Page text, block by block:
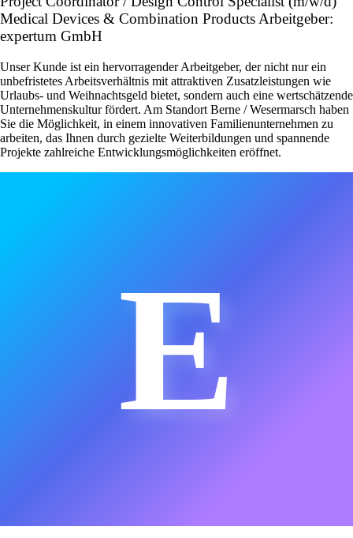
Medical Devices & Combination Products Arbeitgeber:
expertum GmbH
Unser Kunde ist ein hervorragender Arbeitgeber, der nicht nur ein
unbefristetes Arbeitsverhältnis mit attraktiven Zusatzleistungen wie
Urlaubs- und Weihnachtsgeld bietet, sondern auch eine wertschätzende
Unternehmenskultur fördert. Am Standort Berne / Wesermarsch haben
Sie die Möglichkeit, in einem innovativen Familienunternehmen zu
arbeiten, das Ihnen durch gezielte Weiterbildungen und spannende
Projekte zahlreiche Entwicklungsmöglichkeiten eröffnet.
E